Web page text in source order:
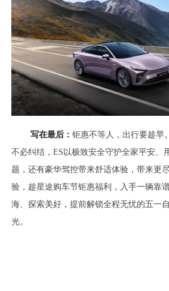
写在最后：钜惠不等人，出行要趁早
不必纠结，ES以极致安全守护全家平安、
题，还有豪华驾控带来舒适体验，带来更
验，趁星途购车节钜惠福利，入手一辆靠
海、探索美好，提前解锁全程无忧的五一
光。